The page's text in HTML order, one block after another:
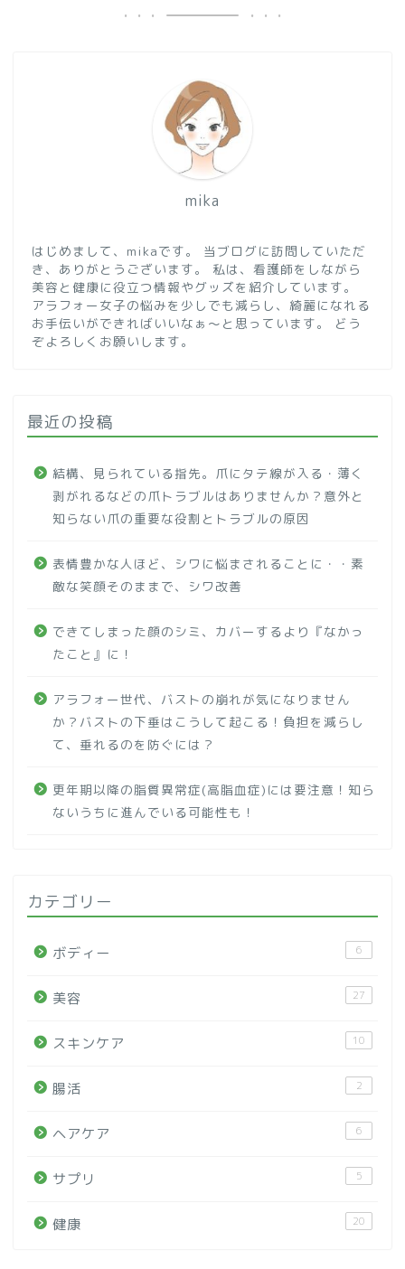
mika
はじめまして、mikaです。 当ブログに訪問していただ
き、ありがとうございます。 私は、看護師をしながら
美容と健康に役立つ情報やグッズを紹介しています。
アラフォー女子の悩みを少しでも減らし、綺麗になれる
お手伝いができればいいなぁ～と思っています。 どう
ぞよろしくお願いします。
最近の投稿
結構、見られている指先。爪にタテ線が入る・薄く
剥がれるなどの爪トラブルはありませんか？意外と
知らない爪の重要な役割とトラブルの原因
表情豊かな人ほど、シワに悩まされることに・・素
敵な笑顔そのままで、シワ改善
できてしまった顔のシミ、カバーするより『なかっ
たこと』に！
アラフォー世代、バストの崩れが気になりません
か？バストの下垂はこうして起こる！負担を減らし
て、垂れるのを防ぐには？
更年期以降の脂質異常症(高脂血症)には要注意！知ら
ないうちに進んでいる可能性も！
カテゴリー
ボディー 6
美容 27
スキンケア 10
腸活 2
ヘアケア 6
サプリ 5
健康 20